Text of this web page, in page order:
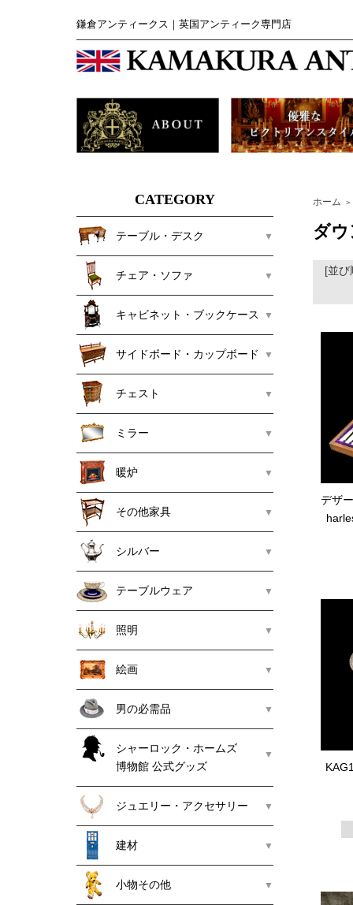
鎌倉アンティークス｜英国アンティーク専門店
CATEGORY
テーブル・デスク
チェア・ソファ
キャビネット・ブックケース
サイドボード・カップボード
チェスト
ミラー
暖炉
その他家具
シルバー
テーブルウェア
照明
絵画
男の必需品
シャーロック・ホームズ
博物館 公式グッズ
ジュエリー・アクセサリー
建材
小物その他
ホーム ＞
ダ
[並
デザ